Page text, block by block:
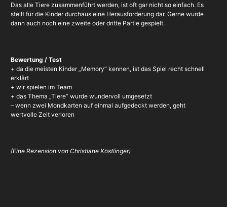
Das alle Tiere zusammenführt werden, ist oft gar nicht so einfach. Es
stellt für die Kinder durchaus eine Herausforderung dar. Gerne wurde
dann auch noch eine zweite oder dritte Partie gespielt.
Bewertung / Test
+ da die meisten Kinder „Memory“ kennen, ist das Spiel recht schnell
erklärt
+ wir spielen im Team
+ das Thema „Tiere“ wurde wundervoll umgesetzt
– wenn zwei Mondkarten auf einmal aufgedeckt werden, geht
wertvolle Zeit verloren
(Eine Rezension von Christiane Köstlinger)